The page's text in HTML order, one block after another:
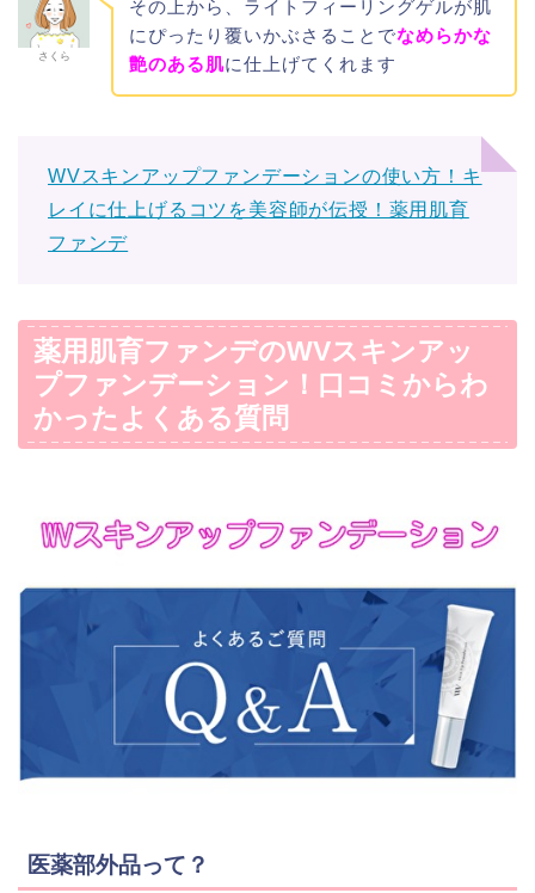
さくら
その上から、ライトフィーリングゲルが肌
にぴったり覆いかぶさることでなめらかな
艶のある肌に仕上げてくれます
WVスキンアップファンデーションの使い方！キ
レイに仕上げるコツを美容師が伝授！薬用肌育
ファンデ
薬用肌育ファンデのWVスキンアッ
プファンデーション！口コミからわ
かったよくある質問
医薬部外品って？